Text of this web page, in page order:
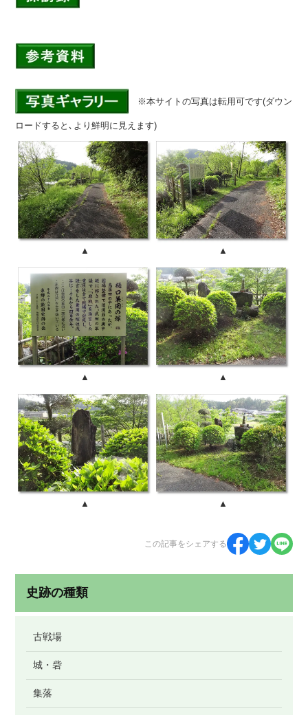
※本サイトの写真は転用可です(ダウン
ロードすると､より鮮明に見えます)
▲ ▲
▲ ▲
▲ ▲
この記事をシェアする
史跡の種類
古戦場
城・砦
集落